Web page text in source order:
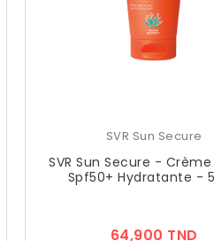
SVR Sun Secure
SVR Sun Secure -
Spf50+ Hydratante -
64,900 TND